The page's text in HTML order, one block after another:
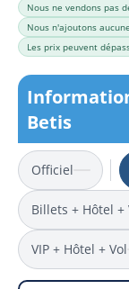
Nous ne vendons pas
Nous n'ajoutons
Les prix peuvent
Betis
Officiel
Billets + Hôtel +
VIP + Hôtel + Vol